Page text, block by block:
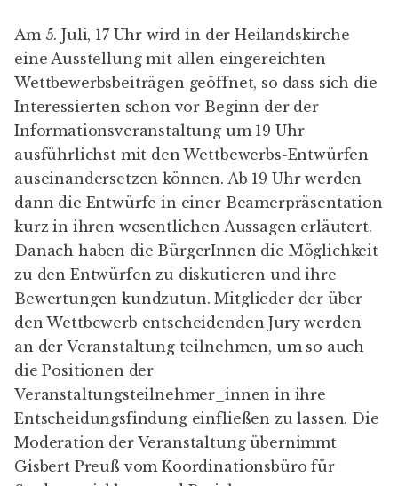
Am 5. Juli, 17 Uhr wird in der Heilandskirche
eine Ausstellung mit allen eingereichten
Wettbewerbsbeiträgen geöffnet, so dass sich die
Interessierten schon vor Beginn der der
Informationsveranstaltung um 19 Uhr
ausführlichst mit den Wettbewerbs-Entwürfen
auseinandersetzen können. Ab 19 Uhr werden
dann die Entwürfe in einer Beamerpräsentation
kurz in ihren wesentlichen Aussagen erläutert.
Danach haben die BürgerInnen die Möglichkeit
zu den Entwürfen zu diskutieren und ihre
Bewertungen kundzutun. Mitglieder der über
den Wettbewerb entscheidenden Jury werden
an der Veranstaltung teilnehmen, um so auch
die Positionen der
Veranstaltungsteilnehmer_innen in ihre
Entscheidungsfindung einfließen zu lassen. Die
Moderation der Veranstaltung übernimmt
Gisbert Preuß vom Koordinationsbüro für